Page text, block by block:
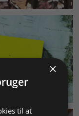
×
til at